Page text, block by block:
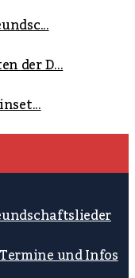
der D...
und Infos